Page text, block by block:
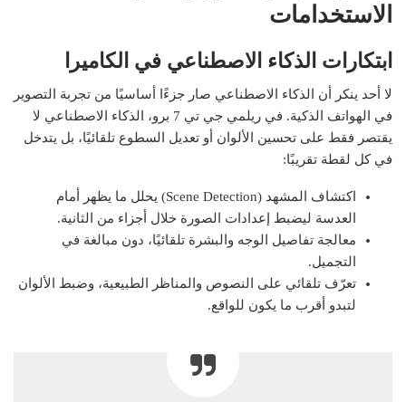
الاستخدامات
ابتكارات الذكاء الاصطناعي في الكاميرا
لا أحد ينكر أن الذكاء الاصطناعي صار جزءًا أساسيًا من تجربة التصوير
في الهواتف الذكية. في ريلمي جي تي 7 برو، الذكاء الاصطناعي لا
يقتصر فقط على تحسين الألوان أو تعديل السطوع تلقائيًا، بل يتدخل
في كل لقطة تقريبًا:
اكتشاف المشهد (Scene Detection) يحلل ما يظهر أمام
العدسة ليضبط إعدادات الصورة خلال أجزاء من الثانية.
معالجة تفاصيل الوجه والبشرة تلقائيًا، دون مبالغة في
التجميل.
تعرّف تلقائي على النصوص والمناظر الطبيعية، وضبط الألوان
لتبدو أقرب ما يكون للواقع.